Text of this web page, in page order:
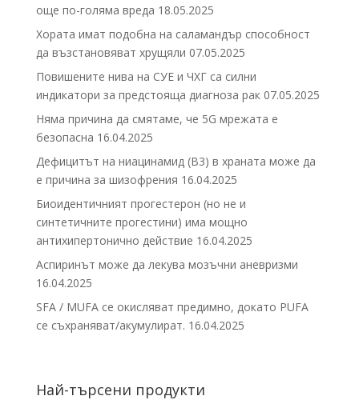
още по-голяма вреда 18.05.2025
Хората имат подобна на саламандър способност
да възстановяват хрущяли 07.05.2025
Повишените нива на СУЕ и ЧХГ са силни
индикатори за предстояща диагноза рак 07.05.2025
Няма причина да смятаме, че 5G мрежата е
безопасна 16.04.2025
Дефицитът на ниацинамид (В3) в храната може да
е причина за шизофрения 16.04.2025
Биоидентичният прогестерон (но не и
синтетичните прогестини) има мощно
антихипертонично действие 16.04.2025
Аспиринът може да лекува мозъчни аневризми
16.04.2025
SFA / MUFA се окисляват предимно, докато PUFA
се съхраняват/акумулират. 16.04.2025
Най-търсени продукти